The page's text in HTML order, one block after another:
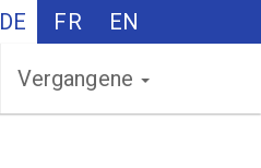
DE FR EN
Vergangene